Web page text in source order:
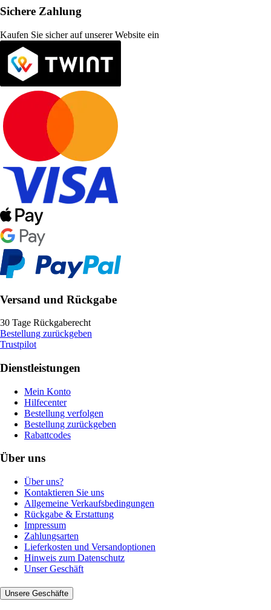
Sichere Zahlung
Kaufen Sie sicher auf unserer Website ein
Versand und Rückgabe
30 Tage Rückgaberecht
Bestellung zurückgeben
Trustpilot
Dienstleistungen
Mein Konto
Hilfecenter
Bestellung verfolgen
Bestellung zurückgeben
Rabattcodes
Über uns
Über uns?
Kontaktieren Sie uns
Allgemeine Verkaufsbedingungen
Rückgabe & Erstattung
Impressum
Zahlungsarten
Lieferkosten und Versandoptionen
Hinweis zum Datenschutz
Unser Geschäft
Unsere Geschäfte